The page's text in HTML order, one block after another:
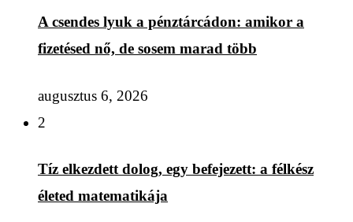
A csendes lyuk a pénztárcádon: amikor a
fizetésed nő, de sosem marad több
augusztus 6, 2026
2
Tíz elkezdett dolog, egy befejezett: a félkész
életed matematikája